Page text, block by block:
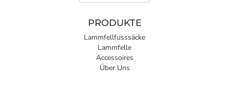
PRODUKTE
Lammfellfusssäcke
Lammfelle
Accessoires
Über Uns